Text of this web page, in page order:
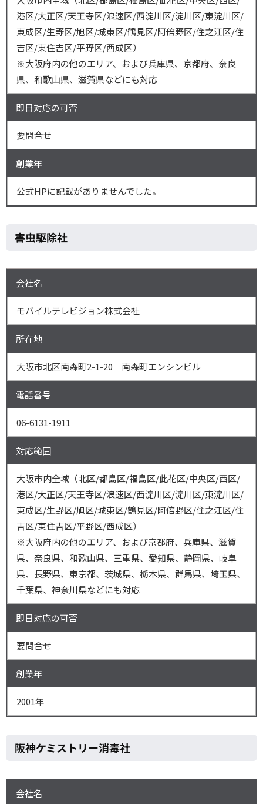
港区/大正区/天王寺区/浪速区/西淀川区/淀川区/東淀川区/
東成区/生野区/旭区/城東区/鶴見区/阿倍野区/住之江区/住
吉区/東住吉区/平野区/西成区）
※大阪府内の他のエリア、および兵庫県、京都府、奈良
県、和歌山県、滋賀県などにも対応
即日対応の可否
要問合せ
創業年
公式HPに記載がありませんでした。
害虫駆除社
会社名
モバイルテレビジョン株式会社
所在地
大阪市北区南森町2-1-20 南森町エンシンビル
電話番号
06-6131-1911
対応範囲
大阪市内全域（北区/都島区/福島区/此花区/中央区/西区/
港区/大正区/天王寺区/浪速区/西淀川区/淀川区/東淀川区/
東成区/生野区/旭区/城東区/鶴見区/阿倍野区/住之江区/住
吉区/東住吉区/平野区/西成区）
※大阪府内の他のエリア、および京都府、兵庫県、滋賀
県、奈良県、和歌山県、三重県、愛知県、静岡県、岐阜
県、長野県、東京都、茨城県、栃木県、群馬県、埼玉県、
千葉県、神奈川県などにも対応
即日対応の可否
要問合せ
創業年
2001年
阪神ケミストリー消毒社
会社名